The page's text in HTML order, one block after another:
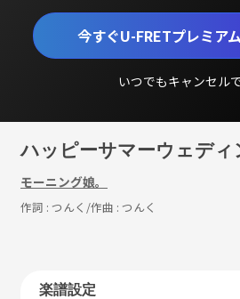
今すぐU-FRETプレミア
いつでもキャンセル
ハッピーサマーウェディ
モーニング娘。
作詞 : つんく /作曲 : つんく
楽譜設定